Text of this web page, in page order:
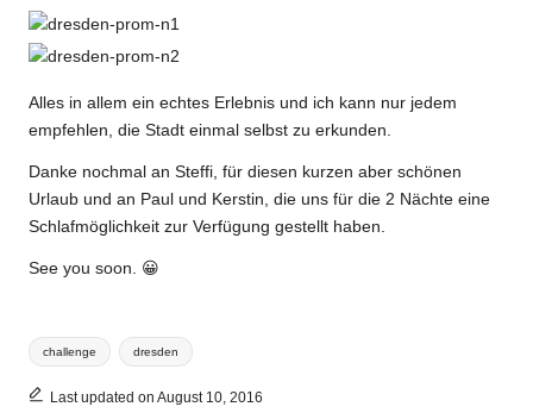
Alles in allem ein echtes Erlebnis und ich kann nur jedem
empfehlen, die Stadt einmal selbst zu erkunden.
Danke nochmal an Steffi, für diesen kurzen aber schönen
Urlaub und an Paul und Kerstin, die uns für die 2 Nächte eine
Schlafmöglichkeit zur Verfügung gestellt haben.
See you soon. 😀
Tags:
challenge dresden
Last updated on August 10, 2016